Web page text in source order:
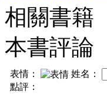
相關書籍
本書評論
表情： 姓名：
點評：